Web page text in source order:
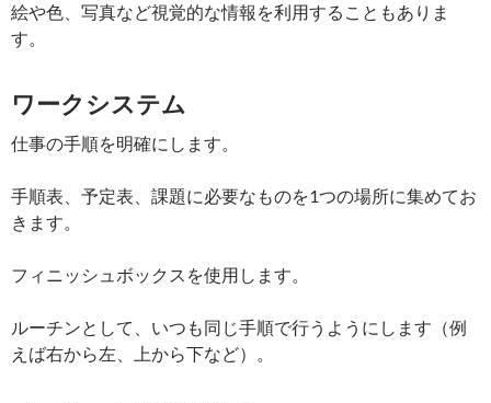
絵や色、写真など視覚的な情報を利用することもありま
す。
ワークシステム
仕事の手順を明確にします。
手順表、予定表、課題に必要なものを1つの場所に集めてお
きます。
フィニッシュボックスを使用します。
ルーチンとして、いつも同じ手順で行うようにします（例
えば右から左、上から下など）。